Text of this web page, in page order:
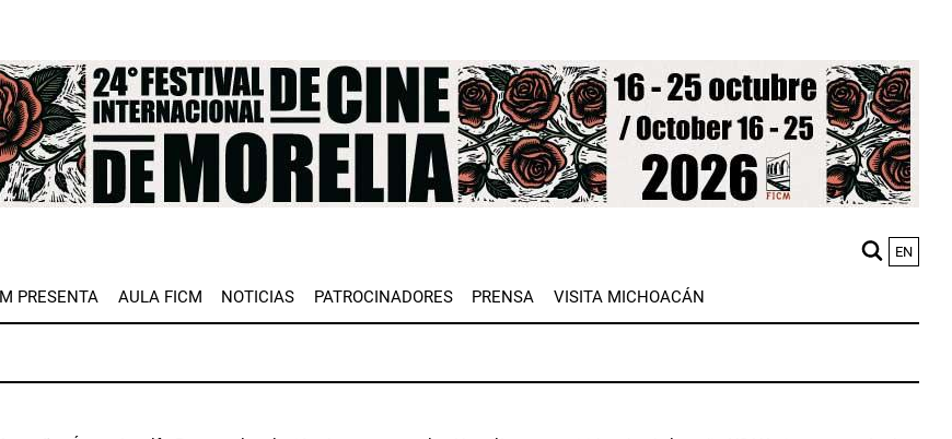
EN
PRESENTA AULA FICM NOTICIAS PATROCINADORES PRENSA VISITA MICHOACÁN